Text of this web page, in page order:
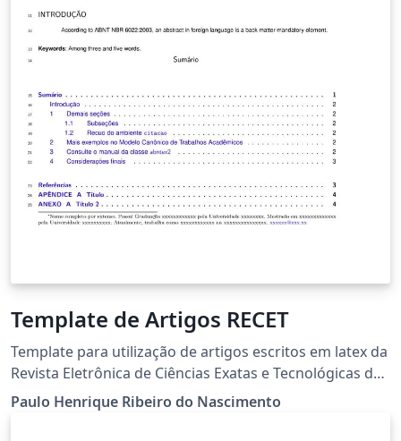
Template de Artigos RECET
Template para utilização de artigos escritos em latex da
Revista Eletrônica de Ciências Exatas e Tecnológicas da
UFRB (RECET)
Paulo Henrique Ribeiro do Nascimento